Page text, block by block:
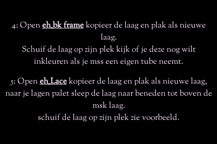
4: Openeh_bk framekopieer de laag en plak als nieuwe
laag.
Schuif de laag op zijn plek kijk of je deze nog wilt
inkleuren als je mss een eigen tube neemt.
5: Openeh_Lacekopieer de laag en plak als nieuwe laag,
naar je lagen palet sleep de laag naar beneden tot boven de
msk laag.
schuif de laag op zijn plek zie voorbeeld.